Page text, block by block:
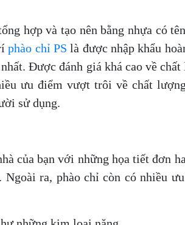
hợp và tạo nên bằng nhựa có
phào chỉ PS là được nhập khẩu
Được đánh giá khá cao về
ưu điểm vượt trôi về chất
sử dụng.
của bạn với những họa tiết đơn
Ngoài ra, phào chỉ còn có nhiều